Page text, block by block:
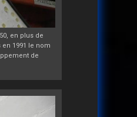
en plus de
en 1991 le nom
de